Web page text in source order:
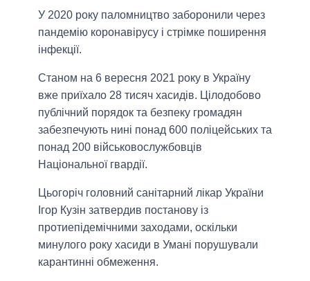
У 2020 року паломництво заборонили через
пандемію коронавірусу і стрімке поширення
інфекції.
Станом на 6 вересня 2021 року в Україну
вже приїхало 28 тисяч хасидів. Цілодобово
публічний порядок та безпеку громадян
забезпечують нині понад 600 поліцейських та
понад 200 військовослужбовців
Національної гвардії.
Цьогоріч головний санітарний лікар України
Ігор Кузін затвердив постанову із
протиепідемічними заходами, оскільки
минулого року хасиди в Умані порушували
карантинні обмеження.